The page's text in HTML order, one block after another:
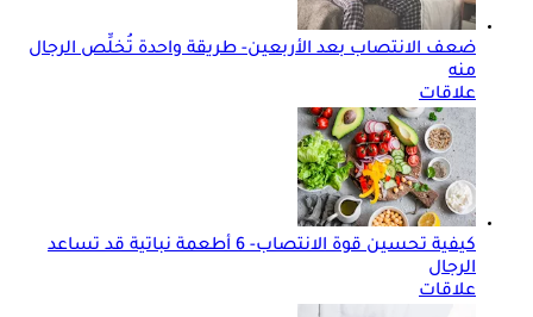
ضعف الانتصاب بعد الأربعين- طريقة واحدة تُخلِّص الرجال
منه
علاقات
كيفية تحسين قوة الانتصاب- 6 أطعمة نباتية قد تساعد
الرجال
علاقات